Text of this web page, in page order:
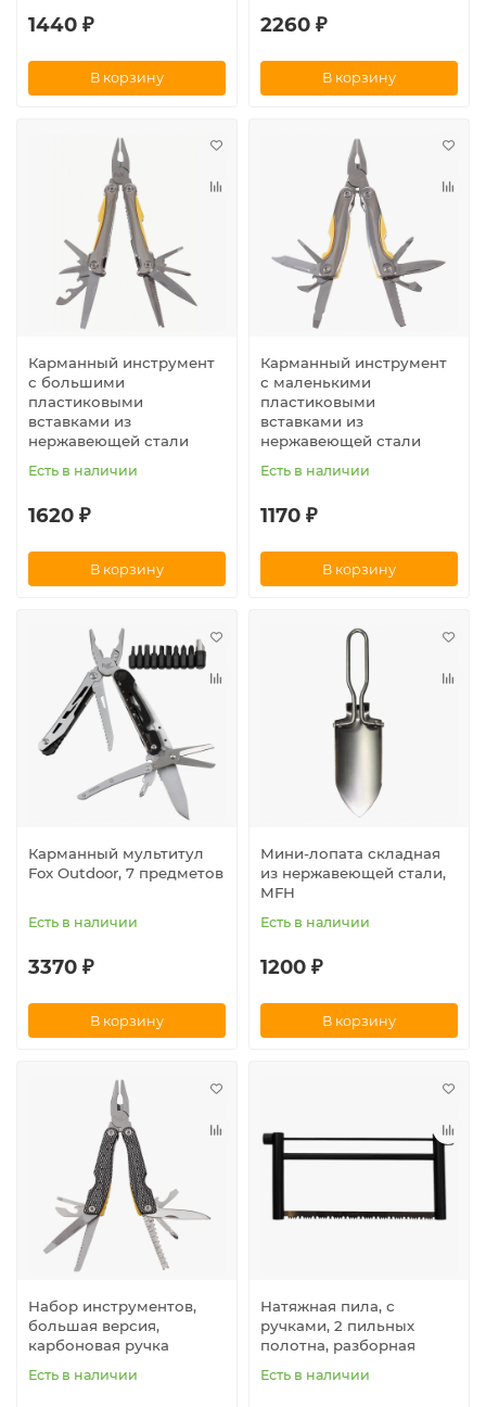
1440 ₽
В корзину
2260 ₽
В корзину
Карманный инструмент
с большими
пластиковыми
вставками из
нержавеющей стали
Есть в наличии
1620 ₽
В корзину
Карманный инструмент
с маленькими
пластиковыми
вставками из
нержавеющей стали
Есть в наличии
1170 ₽
В корзину
Карманный мультитул
Fox Outdoor, 7 предметов
Есть в наличии
3370 ₽
В корзину
Мини-лопата складная
из нержавеющей стали,
MFH
Есть в наличии
1200 ₽
В корзину
Набор инструментов,
большая версия,
карбоновая ручка
Есть в наличии
Натяжная пила, с
ручками, 2 пильных
полотна, разборная
Есть в наличии